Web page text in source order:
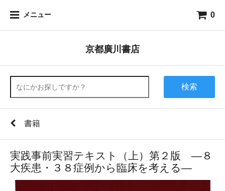
メニュー 0
京都廣川書店
検索
書籍
実践事前実習テキスト（上）第２版 ―８
大疾患・３８症例から臨床を考える―